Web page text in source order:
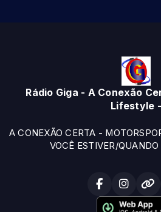
Rádio Giga - A Conexão
Lifestyle -
A CONEXÃO CERTA -
VOCÊ ESTIVER/QUANDO